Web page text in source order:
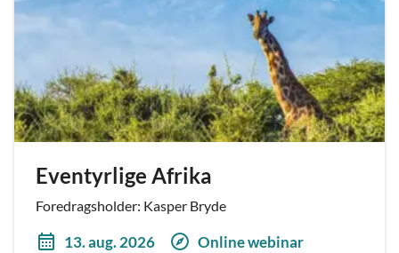
Eventyrlige Afrika
Foredragsholder: Kasper Bryde
13. aug. 2026 Online webinar